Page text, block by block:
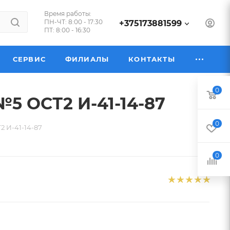
Время работы:
ПН-ЧТ: 8:00 - 17:30
ПТ: 8:00 - 16:30
+375173881599
СЕРВИС ФИЛИАЛЫ КОНТАКТЫ
ОСТ2 И-41-14-87
И-41-14-87
0
0
0